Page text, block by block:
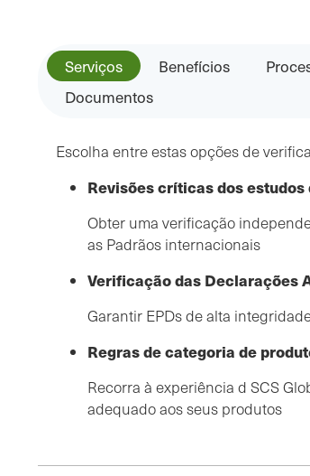
Serviços Benefícios
Documentos
Escolha entre estas opções de
Revisões críticas dos estudos
Obter uma verificação
as Padrãos internacionais
Verificação das Declarações
Garantir EPDs de alta
Regras de categoria de
Recorra à experiência d SCS
adequado aos seus produtos